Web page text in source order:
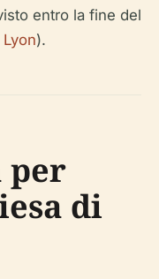
entro la fine del
).
per
di